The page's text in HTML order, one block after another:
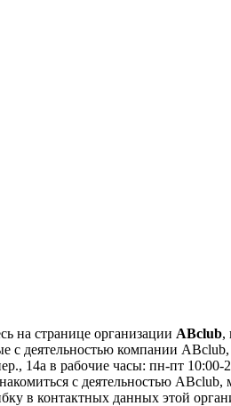
на странице организации ABclub,
с деятельностью компании
14а в рабочие часы: пн-пт 10:00-
с деятельностью
в контактных данных этой